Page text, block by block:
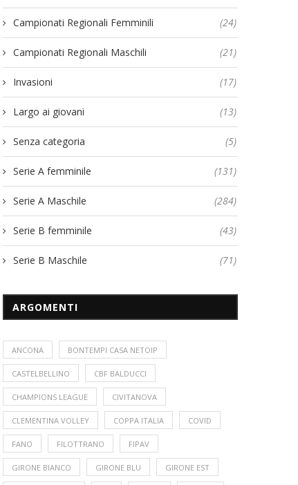
Campionati Regionali Femminili (24)
Campionati Regionali Maschili (21)
Invasioni (17)
Largo ai giovani (13)
Senza categoria (5)
Serie A femminile (131)
Serie A Maschile (284)
Serie B femminile (43)
Serie B Maschile (71)
ARGOMENTI
ANCONA BONTEMPI CASA NETOIP
CASTELBELLINO CBF BALDUCCI
CHAMPIONS LEAGUE CIVITANOVA
CLEMENTINA VOLLEY COPPA ITALIA COVID
FANO FILOTTRANO FIPAV
GIRONE BIANCO GIRONE BLU GIRONE EST